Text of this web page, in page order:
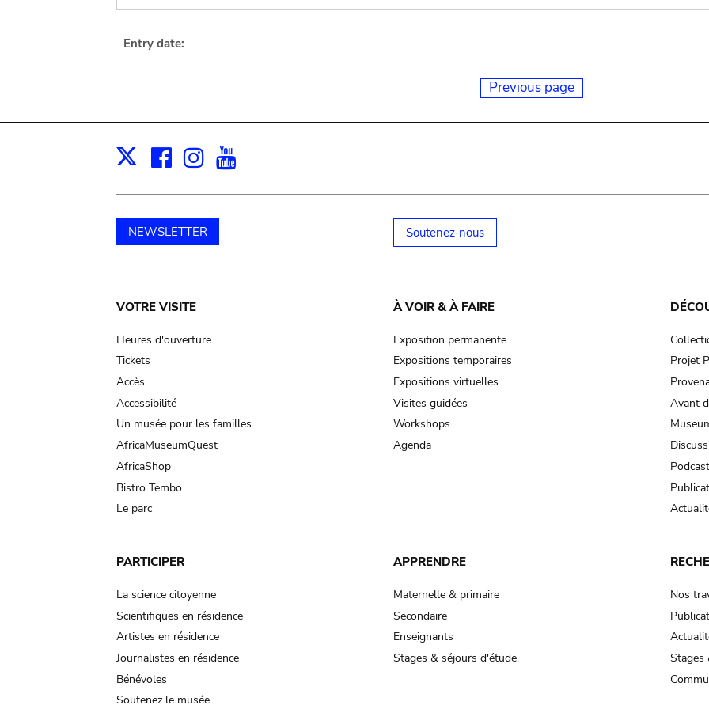
Entry date:
Previous page
X Facebook
Instagram
NEWSLETTER Soutenez-nous
Main
navigation
VOTRE VISITE
Heures d'ouverture
Tickets
Accès
Accessibilité
Un musée pour les familles
AfricaMuseumQuest
AfricaShop
Bistro Tembo
Le parc
À VOIR & À FAIRE
Exposition permanente
Expositions temporaires
Expositions virtuelles
Visites guidées
Workshops
Agenda
Projet
Avant
PARTICIPER
La science citoyenne
Scientifiques en résidence
Artistes en résidence
Journalistes en résidence
Bénévoles
Soutenez le musée
APPRENDRE
Maternelle & primaire
Secondaire
Enseignants
Stages & séjours d'étude
Nos
Stages